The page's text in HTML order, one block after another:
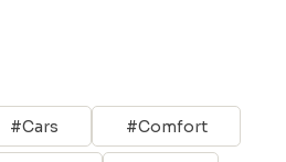
Cars Comfort